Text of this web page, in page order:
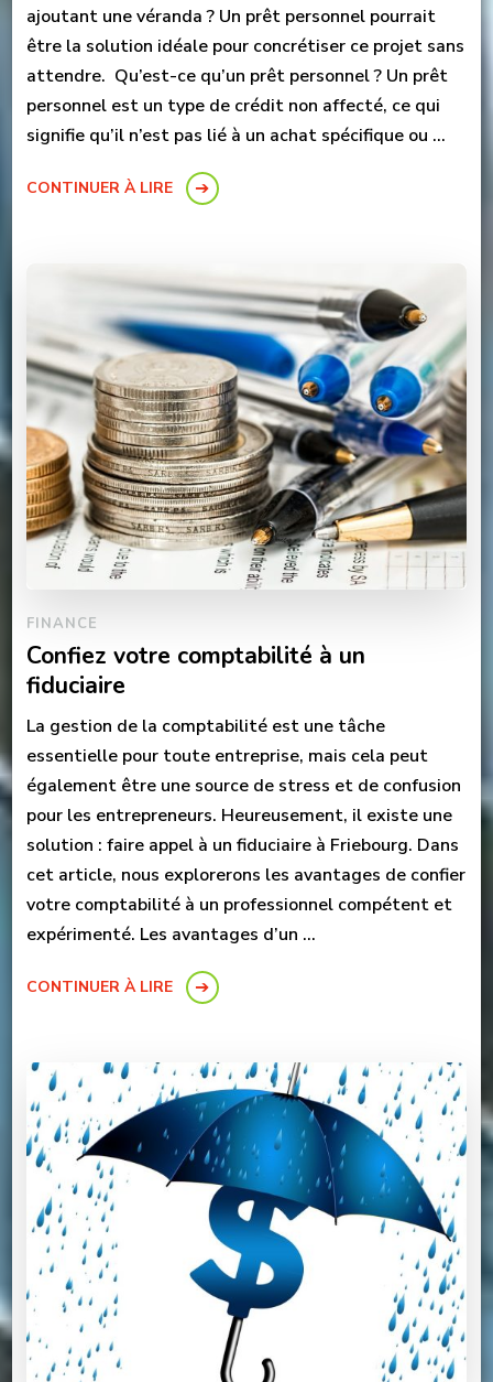
ajoutant une véranda ? Un prêt personnel pourrait
être la solution idéale pour concrétiser ce projet sans
attendre. Qu’est-ce qu’un prêt personnel ? Un prêt
personnel est un type de crédit non affecté, ce qui
signifie qu’il n’est pas lié à un achat spécifique ou …
CONTINUER À LIRE
FINANCE
Confiez votre comptabilité à un
fiduciaire
La gestion de la comptabilité est une tâche
essentielle pour toute entreprise, mais cela peut
également être une source de stress et de confusion
pour les entrepreneurs. Heureusement, il existe une
solution : faire appel à un fiduciaire à Friebourg. Dans
cet article, nous explorerons les avantages de confier
votre comptabilité à un professionnel compétent et
expérimenté. Les avantages d’un …
CONTINUER À LIRE